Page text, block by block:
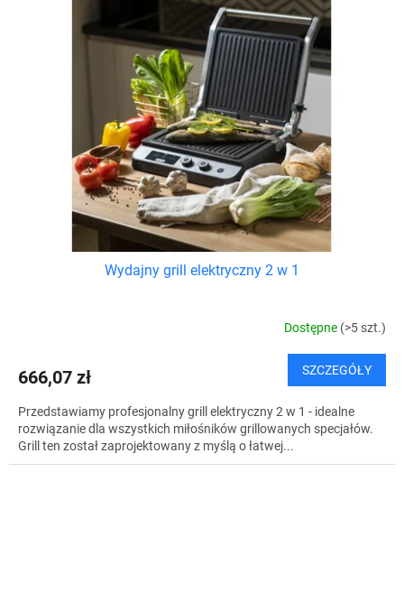
Wydajny grill elektryczny 2 w 1
Dostępne (>5 szt.)
666,07 zł SZCZEGÓŁY
Przedstawiamy profesjonalny grill elektryczny 2 w 1 - idealne
rozwiązanie dla wszystkich miłośników grillowanych specjałów.
Grill ten został zaprojektowany z myślą o łatwej...